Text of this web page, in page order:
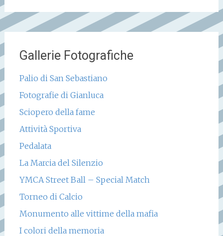
Gallerie Fotografiche
Palio di San Sebastiano
Fotografie di Gianluca
Sciopero della fame
Attività Sportiva
Pedalata
La Marcia del Silenzio
YMCA Street Ball – Special Match
Torneo di Calcio
Monumento alle vittime della mafia
I colori della memoria